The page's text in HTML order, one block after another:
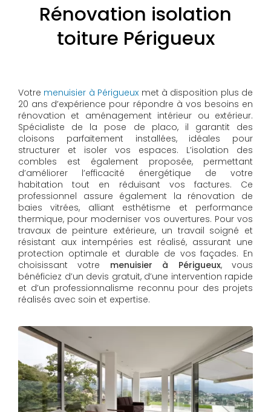
Rénovation isolation
toiture Périgueux
Votre menuisier à Périgueux met à disposition plus de
20 ans d’expérience pour répondre à vos besoins en
rénovation et aménagement intérieur ou extérieur.
Spécialiste de la pose de placo, il garantit des
cloisons parfaitement installées, idéales pour
structurer et isoler vos espaces. L’isolation des
combles est également proposée, permettant
d’améliorer l’efficacité énergétique de votre
habitation tout en réduisant vos factures. Ce
professionnel assure également la rénovation de
baies vitrées, alliant esthétisme et performance
thermique, pour moderniser vos ouvertures. Pour vos
travaux de peinture extérieure, un travail soigné et
résistant aux intempéries est réalisé, assurant une
protection optimale et durable de vos façades. En
choisissant votre menuisier à Périgueux, vous
bénéficiez d’un devis gratuit, d’une intervention rapide
et d’un professionnalisme reconnu pour des projets
réalisés avec soin et expertise.